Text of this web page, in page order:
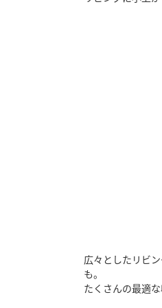
広々としたリビ
も。
たくさんの最適